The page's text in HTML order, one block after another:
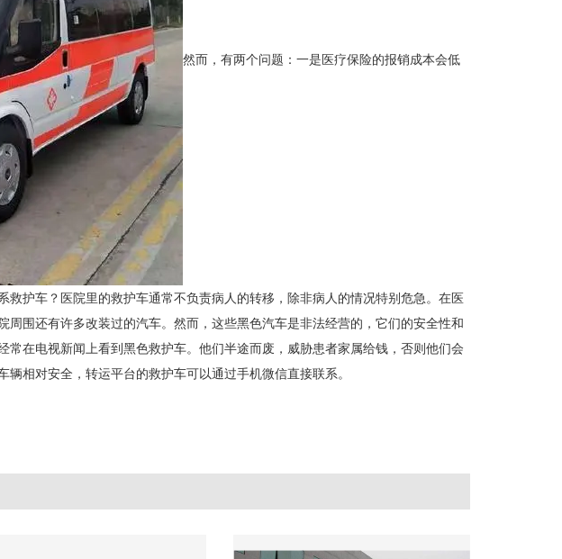
然而，有两个问题：一是医疗保险的报销成本会低
救护车？医院里的救护车通常不负责病人的转移，除非病人的情况特别危急。在医
周围还有许多改装过的汽车。然而，这些黑色汽车是非法经营的，它们的安全性和
常在电视新闻上看到黑色救护车。他们半途而废，威胁患者家属给钱，否则他们会
相对安全，转运平台的救护车可以通过手机微信直接联系。